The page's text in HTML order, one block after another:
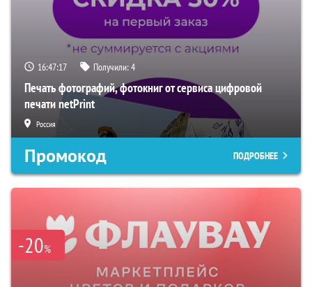
16:47:16 Получили:4
Печать фотографий, фотокниг от сервиса цифровой
печати netPrint
Россия
Промокод ПОДРОБНЕЕ
-20%